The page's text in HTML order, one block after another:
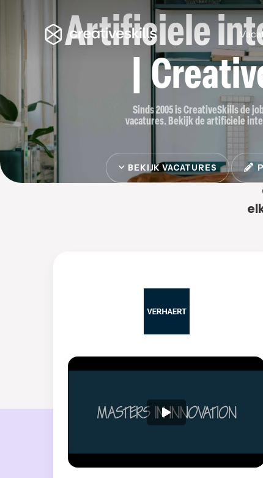
Artificiele
|
Sinds 2005 is CreativeSkills de
vacatures. Bekijk de artificiele
BEKIJK VACATURES